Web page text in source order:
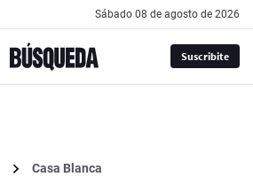
sábado 08 de agosto de 2026
Suscribite
Casa Blanca